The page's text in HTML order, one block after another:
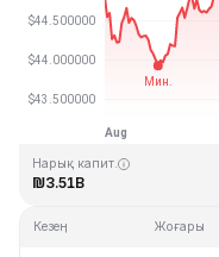
Соңғы жаңарту: 2026-08-07,
Тарихи максимум
Нарық капит.
₪3.51B
Кезең Жоғары